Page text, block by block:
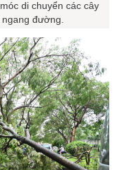
di chuyển các cây
đường.